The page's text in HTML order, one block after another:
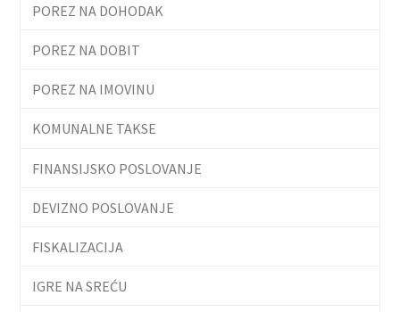
POREZ NA DOHODAK
POREZ NA DOBIT
POREZ NA IMOVINU
KOMUNALNE TAKSE
FINANSIJSKO POSLOVANJE
DEVIZNO POSLOVANJE
FISKALIZACIJA
IGRE NA SREĆU